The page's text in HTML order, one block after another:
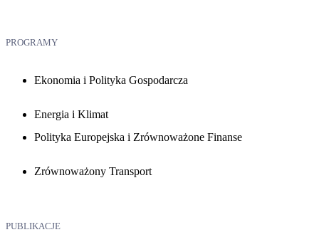
PROGRAMY
Ekonomia i Polityka Gospodarcza
Energia i Klimat
Polityka Europejska i Zrównoważone Finanse
Zrównoważony Transport
PUBLIKACJE